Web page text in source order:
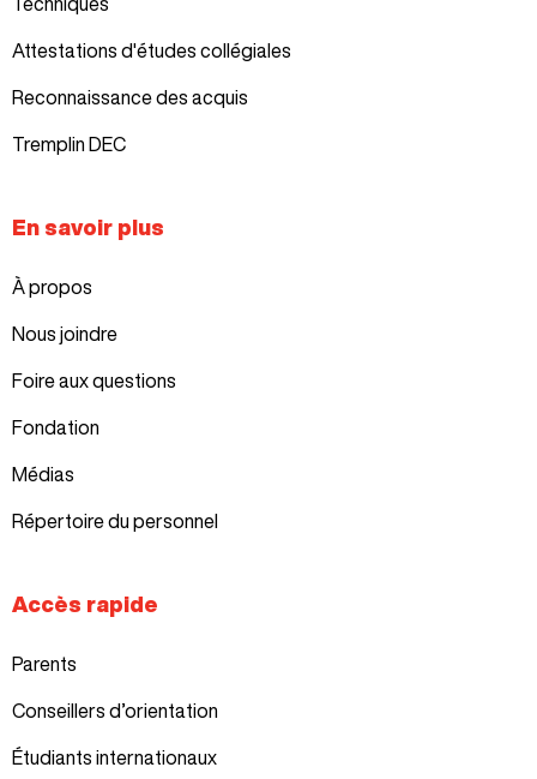
Attestations d'études collégiales
Reconnaissance des acquis
Tremplin DEC
En savoir plus
À propos
Nous joindre
Foire aux questions
Fondation
Médias
Répertoire du personnel
Accès rapide
Parents
Conseillers d’orientation
Étudiants internationaux